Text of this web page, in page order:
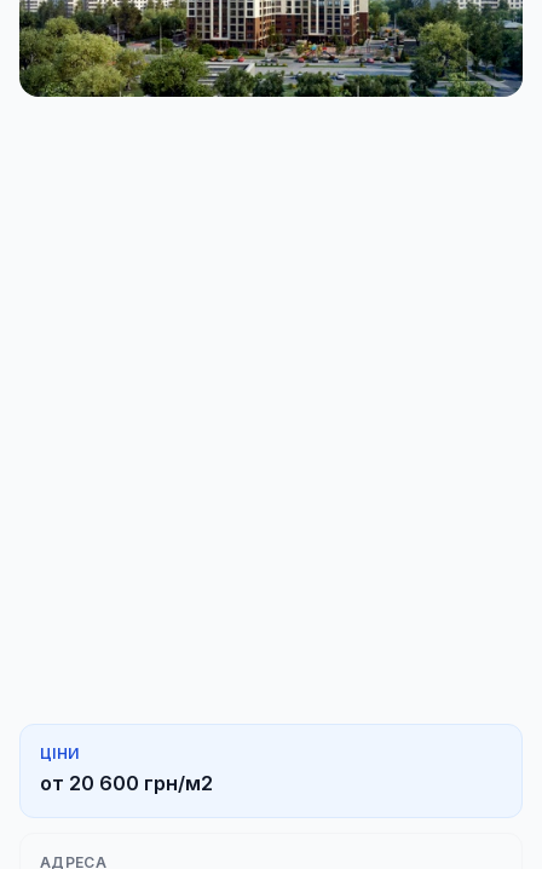
ЦІНИ
от 20 600 грн/м2
АДРЕСА